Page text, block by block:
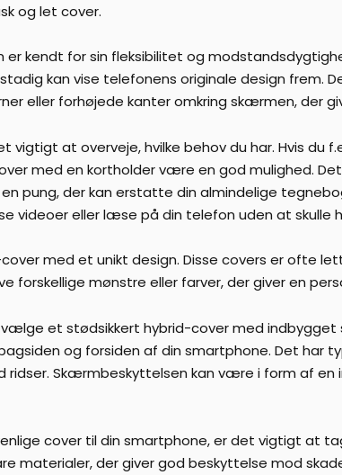
og let cover.
er kendt for sin fleksibilitet og
kan vise telefonens originale design frem.
eller forhøjede kanter omkring skærmen, der
at overveje, hvilke behov du har. Hvis du
med en kortholder være en god mulighed.
pung, der kan erstatte din almindelige
videoer eller læse på din telefon uden at skulle
med et unikt design. Disse covers er ofte
forskellige mønstre eller farver, der giver en
et stødsikkert hybrid-cover med
og forsiden af din smartphone. Det har
ridser. Skærmbeskyttelsen kan være i form af
cover til din smartphone, er det vigtigt at
materialer, der giver god beskyttelse mod